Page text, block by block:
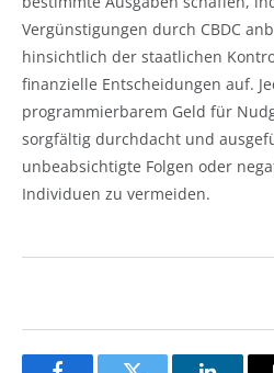
Vergünstigungen durch CBDC
hinsichtlich der staatlichen
finanzielle Entscheidungen auf.
programmierbarem Geld für
sorgfältig durchdacht und
unbeabsichtigte Folgen oder
Individuen zu vermeiden.